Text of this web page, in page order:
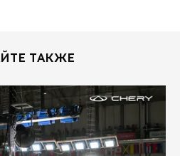
ТАКЖЕ